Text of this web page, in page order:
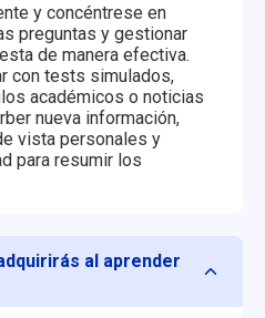
y concéntrese en
preguntas y gestionar
de manera efectiva.
con tests simulados,
académicos o noticias
nueva información,
vista personales y
para resumir los
al aprender